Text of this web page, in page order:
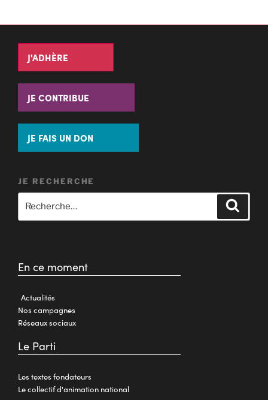
J'ADHÈRE
JE CONTRIBUE
JE FAIS UN DON
JE RECHERCHE
En ce moment
Actualités
Nos campagnes
Réseaux sociaux
Le Parti
Les textes fondateurs
Le collectif d'animation national